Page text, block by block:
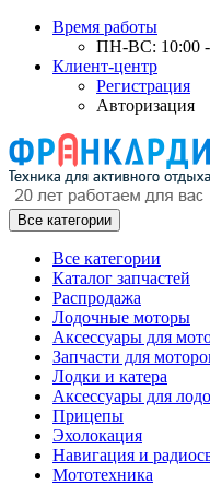
Время работы
ПН-ВС: 10:00 -
Клиент-центр
Регистрация
Авторизация
Все категории
Все категории
Каталог запчастей
Распродажа
Лодочные моторы
Аксессуары для
Запчасти для
Лодки и катера
Аксессуары для
Прицепы
Эхолокация
Навигация и
Мототехника